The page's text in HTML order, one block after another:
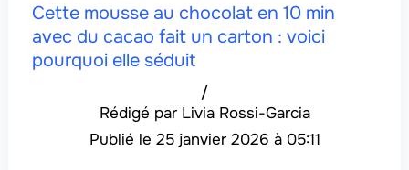
Cette mousse au chocolat en 10 min
avec du cacao fait un carton : voici
pourquoi elle séduit
Livia Rossi-Garcia
/
25 janvier 2026 à 05:11